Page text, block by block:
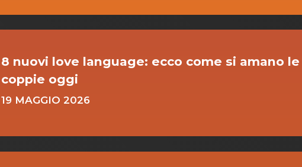
8 nuovi love language: ecco come si amano le
coppie oggi
19 MAGGIO 2026